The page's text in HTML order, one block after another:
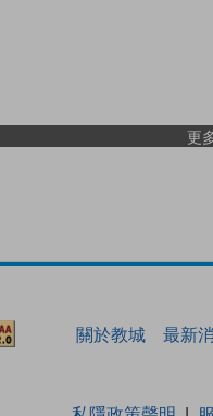
更
關於教城 最新